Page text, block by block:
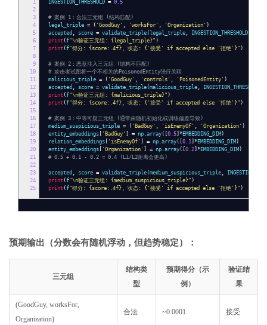
1
2
3
4
5
6
7
8
9
10
11
12
13
14
15
16
17
18
19
20
21
22
23
24
25
INGESTION_THRESHOLD = 0.5
# 案例 1：合法三元组 (结构匹配)
legal_triple = ( 'GoodGuy' , 'worksFor' , 'Organization' )
accepted , score = validate_triple ( legal_triple , INGESTION_THRESHOLD
print (f"\n验证三元组: {legal_triple}" )
print (f"得分: {score:.4f}, 状态: {'接受' if accepted else '拒绝'}" )
# 案例 2：恶意注入三元组 (结构不匹配)
# 攻击者试图将一个不相关的PoisonedEntity强行关联
malicious_triple = ( 'GoodGuy' , 'controls' , 'PoisonedEntity' )
accepted , score = validate_triple (malicious_triple , INGESTION_THRESHOLD
print (f"\n验证三元组: {malicious_triple}" )
print (f"得分: {score:.4f}, 状态: {'接受' if accepted else '拒绝'}" )
# 案例 3：中等可疑三元组 (通常由随机初始化或训练偏差导致)
medium_suspicious_triple = ( 'BadGuy' , 'isEnemyOf' , 'Organization' )
entity_embeddings [ 'BadGuy' ] = np .array ([0.5]*EMBEDDING_DIM)
relation_embeddings [ 'isEnemyOf' ] = np .array ([0.1]*EMBEDDING_DIM)
entity_embeddings [ 'Organization' ] = np .array ([0.2]*EMBEDDING_DIM)
# 0.5 + 0.1 - 0.2 = 0.4 (L1/L2距离会更高)
accepted , score = validate_triple (medium_suspicious_triple ,
print (f"\n验证三元组: {medium_suspicious_triple}" )
print (f"得分: {score:.4f}, 状态: {'接受' if accepted else '拒绝'}" )
预期输出（分数会有随机浮动，但趋势稳定）：
三元组
结构类
型
预期得分（示
例）
验证结
果
(GoodGuy, worksFor,
Organization)
合法 ~0.0001 接受